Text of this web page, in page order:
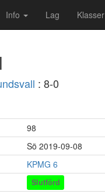
Info Lag Klasser
: 8-0
98
Sö 2019-09-08
KPMG 6
Slutförd